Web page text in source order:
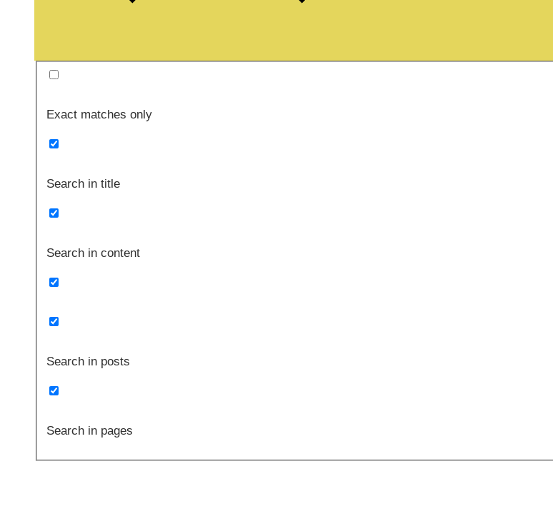
Exact matches only
Search in title
Search in content
Search in posts
Search in pages